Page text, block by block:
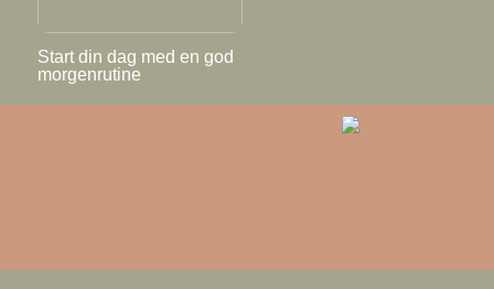
Start din dag med en god
morgenrutine